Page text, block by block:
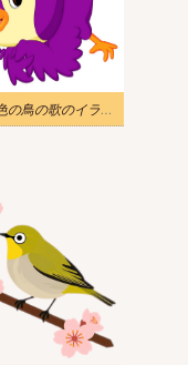
素敵な紫色の鳥の歌のイラスト